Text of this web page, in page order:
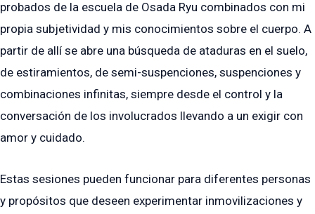
probados de la escuela de Osada Ryu combinados con mi
propia subjetividad y mis conocimientos sobre el cuerpo. A
partir de allí se abre una búsqueda de ataduras en el suelo,
de estiramientos, de semi-suspenciones, suspenciones y
combinaciones infinitas, siempre desde el control y la
conversación de los involucrados llevando a un exigir con
amor y cuidado.
Estas sesiones pueden funcionar para diferentes personas
y propósitos que deseen experimentar inmovilizaciones y